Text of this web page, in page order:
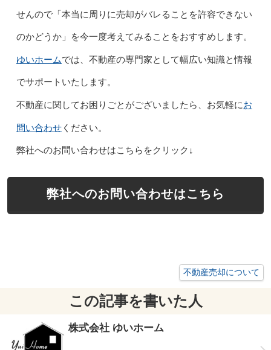
せんので「本当に周りに売却がバレることを許容できない
のかどうか」を今一度考えてみることをおすすめします。
ゆいホームでは、不動産の専門家として幅広い知識と情報
でサポートいたします。
不動産に関してお困りごとがございましたら、お気軽にお
問い合わせください。
弊社へのお問い合わせはこちらをクリック↓
弊社へのお問い合わせはこちら
不動産売却について
この記事を書いた人
株式会社 ゆいホーム